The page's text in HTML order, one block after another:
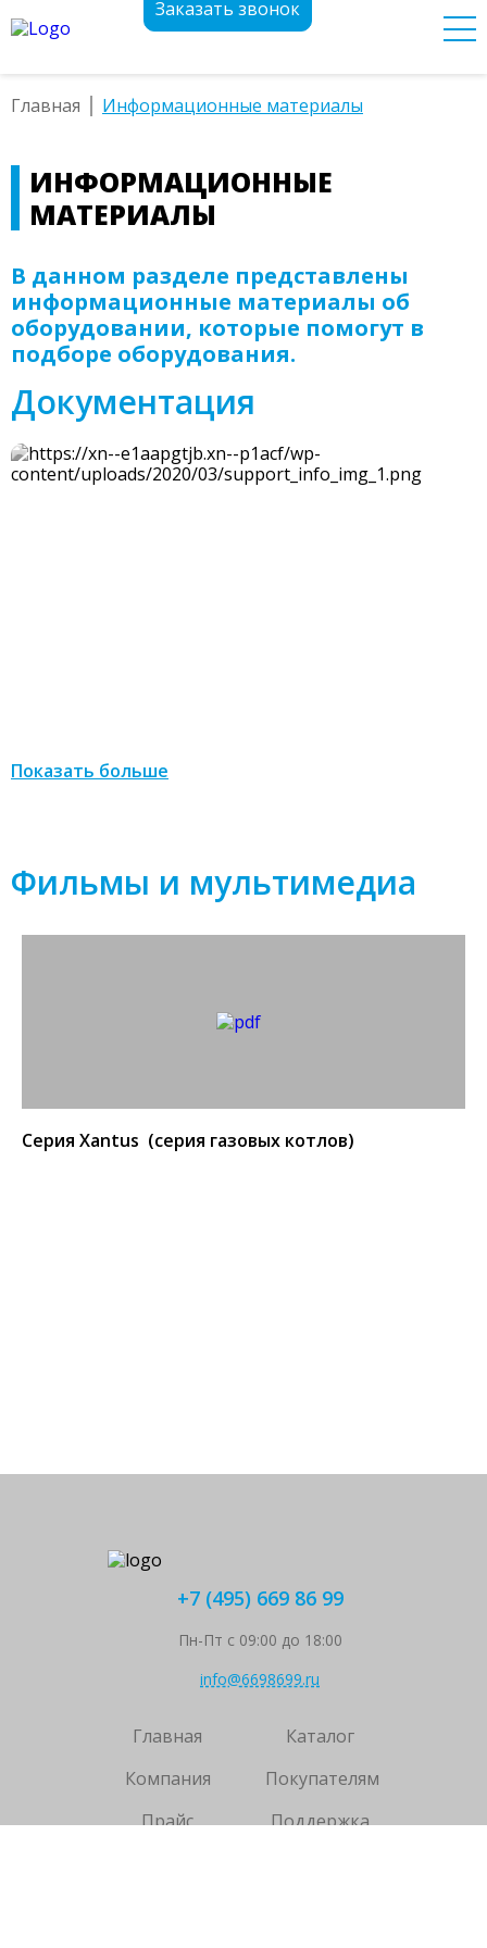
Заказать звонок
Главная Информационные материалы
ИНФОРМАЦИОННЫЕ
МАТЕРИАЛЫ
В данном разделе представлены
информационные материалы об
оборудовании, которые помогут в
подборе оборудования.
Документация
Показать больше
Фильмы и мультимедиа
Серия Хantus (серия газовых котлов)
Главная
Каталог
Компания
Покупателям
Прайс
Поддержка
+7 (495) 669 86 99
Пн-Пт с 09:00 до 18:00
info@6698699.ru